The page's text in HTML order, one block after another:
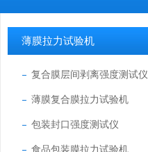
薄膜拉力试验机
复合膜层间剥离强度测试仪
薄膜复合膜拉力试验机
包装封口强度测试仪
食品包装膜拉力试验机